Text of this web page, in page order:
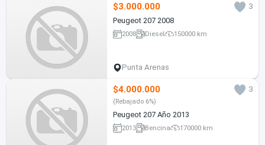
$3.000.000
3
Peugeot 207 2008
2008 Diesel 150000 km
Punta Arenas
$4.000.000 3
(Rebajado 6%)
Peugeot 207 Año 2013
2013 Bencina 170000 km